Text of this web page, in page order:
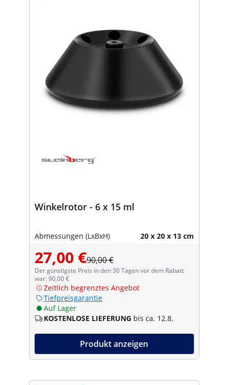
Winkelrotor - 6 x 15 ml
Abmessungen (LxBxH) 20 x 20 x 13 cm
27,00 €90,00 €
Der günstigste Preis in den 30 Tagen vor dem Rabatt
war: 90,00 €
Zeitlich begrenztes Angebot
Tiefpreisgarantie
Auf Lager
KOSTENLOSE LIEFERUNG bis ca. 12.8.
Produkt anzeigen